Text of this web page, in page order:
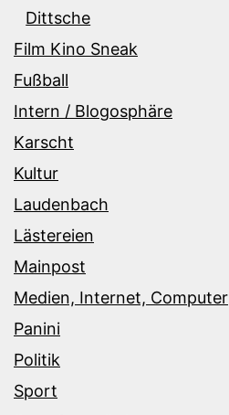
Dittsche
Film Kino Sneak
Fußball
Intern / Blogosphäre
Karscht
Kultur
Laudenbach
Lästereien
Mainpost
Medien, Internet, Computer
Panini
Politik
Sport